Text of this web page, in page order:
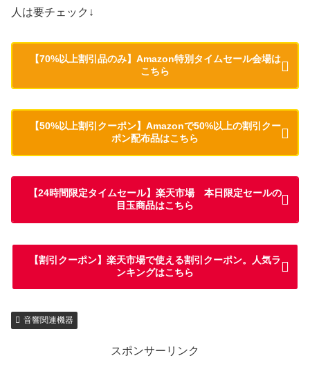
人は要チェック↓
【70%以上割引品のみ】Amazon特別タイムセール会場は
こちら
【50%以上割引クーポン】Amazonで50%以上の割引クー
ポン配布品はこちら
【24時間限定タイムセール】楽天市場 本日限定セールの
目玉商品はこちら
【割引クーポン】楽天市場で使える割引クーポン。人気ラ
ンキングはこちら
音響関連機器
スポンサーリンク